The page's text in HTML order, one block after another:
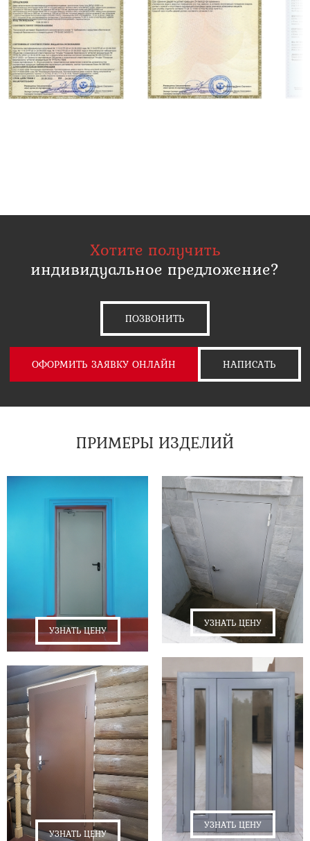
Хотите получить
индивидуальное предложение?
ПОЗВОНИТЬ
ОФОРМИТЬ ЗАЯВКУ ОНЛАЙН НАПИСАТЬ
ПРИМЕРЫ ИЗДЕЛИЙ
УЗНАТЬ ЦЕНУ
УЗНАТЬ ЦЕНУ
УЗНАТЬ ЦЕНУ
УЗНАТЬ ЦЕНУ